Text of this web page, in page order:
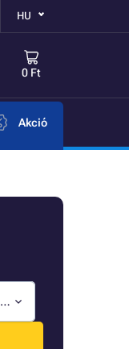
HU
0 Ft
Akció
Válassza ki a típust